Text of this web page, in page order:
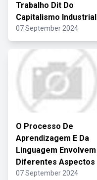
Trabalho Dit Do
Capitalismo Industrial
07 September 2024
O Processo De
Aprendizagem E Da
Linguagem Envolvem
Diferentes Aspectos
07 September 2024